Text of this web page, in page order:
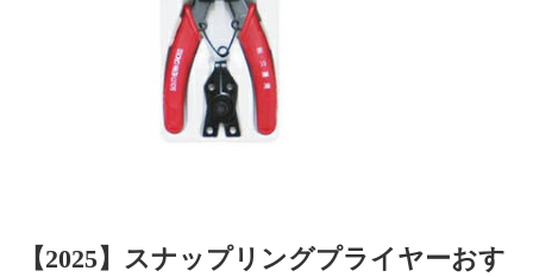
【2025】スナップリングプライヤーおす